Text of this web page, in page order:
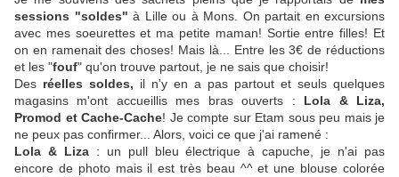
sessions "soldes" à Lille ou à Mons. On partait en excursions
avec mes soeurettes et ma petite maman! Sortie entre filles! Et
on en ramenait des choses! Mais là... Entre les 3€ de réductions
et les "fouf" qu'on trouve partout, je ne sais que choisir!
Des réelles soldes, il n'y en a pas partout et seuls quelques
magasins m'ont accueillis mes bras ouverts : Lola & Liza,
Promod et Cache-Cache! Je compte sur Etam sous peu mais je
ne peux pas confirmer... Alors, voici ce que j'ai ramené :
Lola & Liza: un pull bleu électrique à capuche, je n'ai pas
encore de photo mais il est très beau ^^ et une blouse colorée